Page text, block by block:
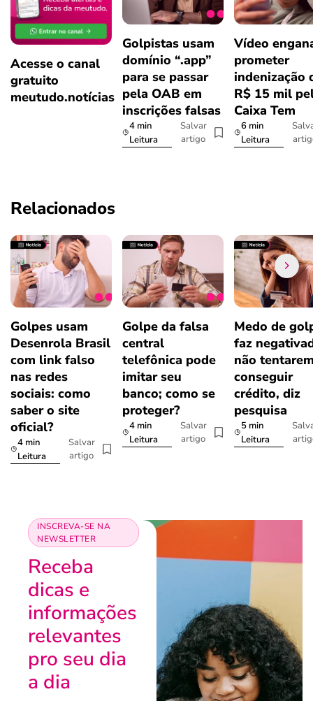
Acesse o canal
gratuito
meutudo.notícias
Golpistas usam
domínio “.app”
para se passar
pela OAB em
inscrições falsas
4 min
Leitura
Salvar
artigo
Vídeo
prometer
indenização
R$ 15 mil
Caixa Tem
6 min
Leitura
Relacionados
Golpes usam
Desenrola Brasil
com link falso
nas redes
sociais: como
saber o site
oficial?
4 min
Leitura
Salvar
artigo
Golpe da falsa
central
telefônica pode
imitar seu
banco; como se
proteger?
4 min
Leitura
Salvar
artigo
Medo de
faz
não
conseguir
crédito, diz
pesquisa
5 min
Leitura
INSCREVA-SE NA
NEWSLETTER
Receba
dicas e
informações
relevantes
pro seu dia
a dia